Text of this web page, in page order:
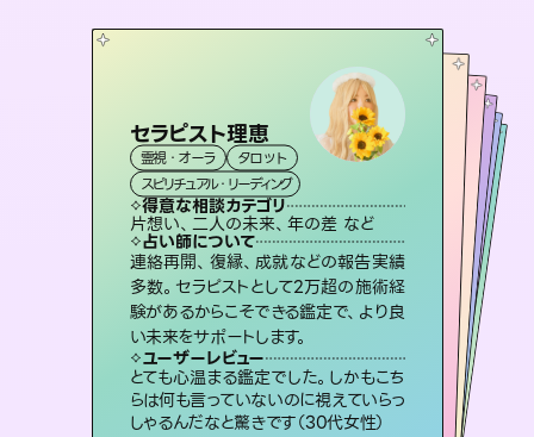
セラピスト理恵
霊視・オーラ
タロット
スピリチュアル・リーディング
得意な相談カテゴリ
片想い、二人の未来、年の差 など
占い師について
連絡再開、復縁、成就などの報告実績
多数。セラピストとして2万超の施術経
験があるからこそできる鑑定で、より良
い未来をサポートします。
ユーザーレビュー
とても心温まる鑑定でした。しかもこち
らは何も言っていないのに視えていらっ
しゃるんだなと驚きです（30代女性）
おう 霊感オラクル
霊視・オーラ
オラクルカード
得意な相談カテゴリ
恋愛総合、あの人の気持ち など
占い師について
霊視×オラクルカードを使って「今」と
「未来」そして「気になるあの人の気持
ち」まで丁寧に読み解き、恋や人生のヒ
ントを優しく引き出します。
ユーザーレビュー
不安な気持ちが嘘みたいに晴れまし
た…！よく視えていらっしゃるんだなと
感じました（40代 女性）
桃源珠羽（とうげんみう）
霊視・オーラ
スピリチュアル・リーディング
得意な相談カテゴリ
片想い、あの人の気持ち、復縁 など
占い師について
恋愛のお悩みの中でも特に「曖昧な関
係」の相談を得意としており、友達以上
恋人未満なお相手との今後や本音を丁
寧に読み解き恋愛成就へと導きます。
ユーザーレビュー
鑑定していただいてアドバイス通りに行
動すると仲が復活してきました。ありが
とうございました（40代 女性）
アイリス -iris-
西洋占星術
ルーン
得意な相談カテゴリ
恋愛総合、片想い、二人の未来 など
占い師について
復縁、恋愛、不倫の行方、同性愛や片思い、仕事関係や借金問題まで知りたいことや心の負担になっていることを紐解き、背中をそっと押して導きます。
ユーザーレビュー
安心感のあり、言い切ってくれる所や濁
さない鑑定のおかげで、毎回自分の気
持ちを整えられます（30代 男性）
未来視師＊花
霊視・オーラ
スピリチュアル・リーディング
得意な相談カテゴリ
出逢い、片想い、復縁 など
占い師について
未来には何パターンもの選択肢があり
ます。不安で視えにくくなっているあな
たの素敵な未来を見つけ、その未来を
選択できるようアドバイスします。
ユーザーレビュー
職場の人の性質や人間関係、本心など
本当によく視えていてびっくり。対策が
打てて前向きになれます（40代）
彗望（すいぼう
霊視・オーラ
スピリチュアル・リーディング
得意な相談カテゴリ
片想い、あの人の気持ち、復縁 など
占い師について
3,700年以上の歴史を持つ東洋最古の
占術「易占」で詳細まで占い、幸せへ向
かう道筋を示します。厳しい結果にも具
体的な対策をお伝えします。
ユーザーレビュー
複雑な背景もしっかり聞いて鑑定して
いただけました。気持ちが楽になりまし
た（50代 女性）